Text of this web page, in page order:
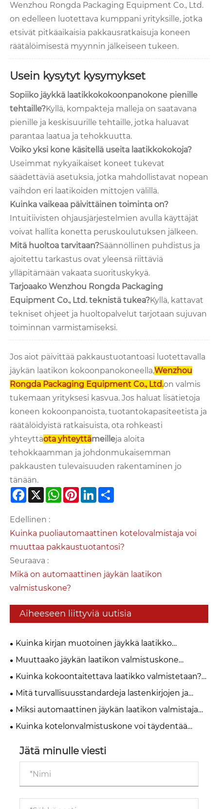
Wenzhou Rongda Packaging Equipment Co., Ltd.
on edelleen luotettava kumppani yrityksille, jotka
etsivät pitkäaikaisia ​​pakkausratkaisuja koneen
räätälöimisestä myynnin jälkeiseen tukeen.
Usein kysytyt kysymykset
Sopiiko jäykkä laatikkokokoonpanokone pienille
tehtaille?Kyllä, kompakteja malleja on saatavana
pienille ja keskisuurille tehtaille, jotka haluavat
parantaa laatua ja tehokkuutta.
Voiko yksi kone käsitellä useita laatikkokokoja?
Useimmat nykyaikaiset koneet tukevat
säädettäviä asetuksia, jotka mahdollistavat nopean
vaihdon eri laatikoiden mittojen välillä.
Kuinka vaikeaa päivittäinen toiminta on?
Intuitiivisten ohjausjärjestelmien avulla käyttäjät
voivat hallita konetta peruskoulutuksen jälkeen.
Mitä huoltoa tarvitaan?Säännöllinen puhdistus ja
ajoitettu tarkastus ovat yleensä riittäviä
ylläpitämään vakaata suorituskykyä.
Tarjoaako Wenzhou Rongda Packaging
Equipment Co., Ltd. teknistä tukea?Kyllä, kattavat
tekniset ohjeet ja huoltopalvelut tarjotaan sujuvan
toiminnan varmistamiseksi.
Jos aiot päivittää pakkaustuotantoasi luotettavalla
jäykän laatikon kokoonpanokoneella,Wenzhou
Rongda Packaging Equipment Co., Ltd.on valmis
tukemaan yrityksesi kasvua. Jos haluat lisätietoja
koneen kokoonpanoista, tuotantokapasiteetista ja
räätälöidyistä ratkaisuista, ota rohkeasti
yhteyttäota yhteyttämeilleja aloita
tehokkaamman ja johdonmukaisemman
pakkausten tulevaisuuden rakentaminen jo
tänään.
Facebook
X WhatsApp
Pinterest
LinkedIn
Edellinen :
Kuinka puoliautomaattinen kotelovalmistaja voi
muuttaa pakkaustuotantosi?
Seuraava :
Mikä on automaattinen jäykän laatikon
valmistuskone?
Aiheeseen liittyviä uutisia
Kuinka kirjan muotoinen jäykkä laatikko
valmistetaan? Täydellinen opas
valmistusprosessiin ja automaatioon
Muuttaako jäykän laatikon valmistuskone
nykyaikaista pakkaustuotantoa?
Kuinka kokoontaitettava laatikko valmistetaan?
Täydellinen tuotannon työnkulku
Mitä turvallisuusstandardeja lastenkirjojen ja
lahjapakkausten on täytettävä?
Miksi automaattinen jäykän laatikon valmistaja
mullistaa pakkauksen?
Kuinka kotelonvalmistuskone voi täydentää
Jätä minulle viesti